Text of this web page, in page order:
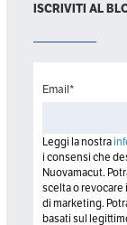
ISCRIVITI AL
Email*
Leggi la nostra
i consensi che
Nuovamacut.
scelta o
di marketing.
basati sul